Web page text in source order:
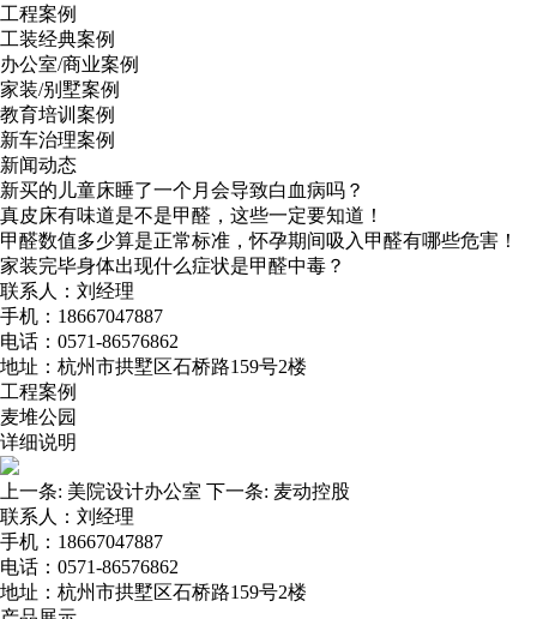
工程案例
工装经典案例
办公室/商业案例
家装/别墅案例
教育培训案例
新车治理案例
新闻动态
新买的儿童床睡了一个月会导致白血病吗？
真皮床有味道是不是甲醛，这些一定要知道！
甲醛数值多少算是正常标准，怀孕期间吸入甲醛有哪些危害！
家装完毕身体出现什么症状是甲醛中毒？
联系人：刘经理
手机：18667047887
电话：0571-86576862
地址：杭州市拱墅区石桥路159号2楼
工程案例
麦堆公园
详细说明
上一条: 美院设计办公室 下一条: 麦动控股
联系人：刘经理
手机：18667047887
电话：0571-86576862
地址：杭州市拱墅区石桥路159号2楼